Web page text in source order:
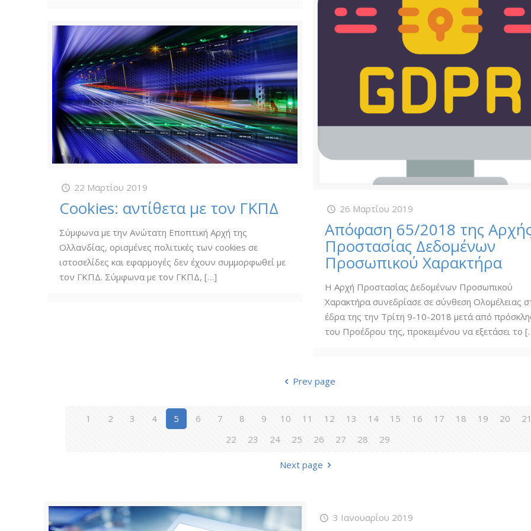
26 Μαρτίου 2019
Απόφαση 65/2018 της
Προστασίας Δεδομένων
Προσωπικού Χαρακτήρα
Η Αρχή Προστασίας ∆εδοµένων Προσωπικού
Χαρακτήρα συνεδρίασε σε σύνθεση Ολοµέλειας
έδρα της την Τρίτη 9-10-2018 µετά από
του Προέδρου της, προκειµένου να εξετάσει το
22 Μαρτίου 2019
Cookies: αντίθετα με τον ΓΚΠΔ
Σύμφωνα με την Ανώτατη Εποπτική Αρχή της
Ολλανδίας, ορισμένες πολιτικές των cookies σε
ιστοσελίδες και εφαρμογές δεν έχουν συμμορφωθεί με
τον ΓΚΠΔ. Σύμφωνα με τον ΓΚΠΔ, […]
Prev page
1 2 3 4 5 6 7 8 9 10 11 12 13 14 15 16 17 18 19 20
22
23 24 25 26 27 28 29
Next page
3 Ιανουαρίου 2019